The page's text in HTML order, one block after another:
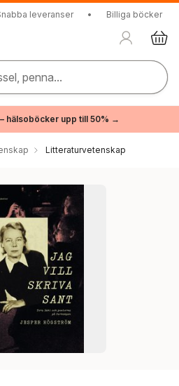
leveranser • Billiga böcker
penna...
hälsoböcker upp till 50% →
Litteraturvetenskap